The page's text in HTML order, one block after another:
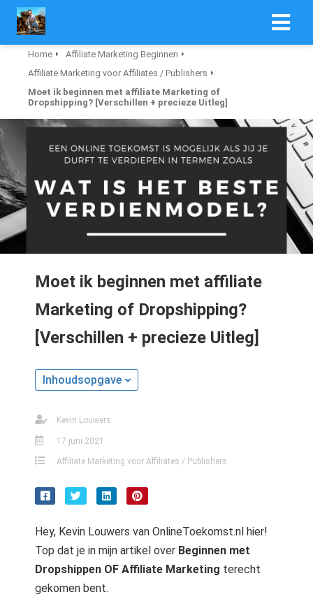
Home
Affiliate Marketing Beginnen
Affiliate Marketing voor Affiliates / Publishers
Moet ik beginnen met affiliate Marketing of
Dropshipping? [Verschillen + precieze Uitleg]
Moet ik beginnen met affiliate
Marketing of Dropshipping?
[Verschillen + precieze Uitleg]
Inhoudsopgave
Kevin Louwers
17 juni 2021
Affiliate Marketing voor Affiliates / Publishers
Hey, Kevin Louwers van OnlineToekomst.nl hier!
Top dat je in mijn artikel over Beginnen met
Dropshippen OF Affiliate Marketing terecht
gekomen bent.